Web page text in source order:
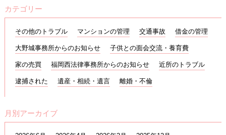
カテゴリー
その他のトラブル マンションの管理 交通事故 借金の管理
大野城事務所からのお知らせ 子供との面会交流・養育費
家の売買 福岡西法律事務所からのお知らせ 近所のトラブル
逮捕された 遺産・相続・遺言 離婚・不倫
月別アーカイブ